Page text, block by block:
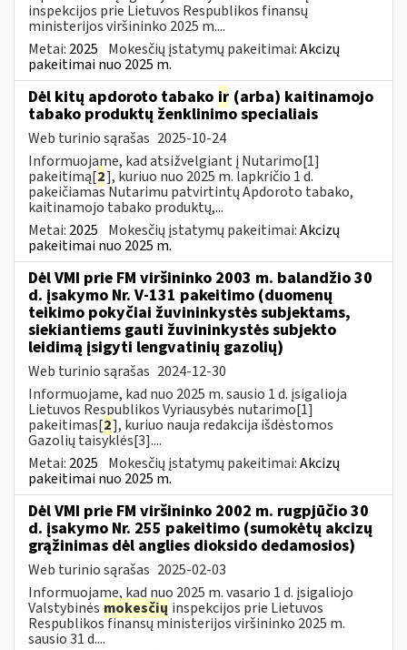
inspekcijos prie Lietuvos Respublikos finansų
ministerijos viršininko 2025 m....
Metai: 2025 Mokesčių įstatymų pakeitimai:Akcizų
pakeitimai nuo 2025 m.
Dėl kitų apdoroto tabako ir (arba) kaitinamojo
tabako produktų ženklinimo specialiais
Web turinio sąrašas 2025-10-24
Informuojame, kad atsižvelgiant į Nutarimo[1]
pakeitimą[2], kuriuo nuo 2025 m. lapkričio 1 d.
pakeičiamas Nutarimu patvirtintų Apdoroto tabako,
kaitinamojo tabako produktų,...
Metai: 2025 Mokesčių įstatymų pakeitimai:Akcizų
pakeitimai nuo 2025 m.
Dėl VMI prie FM viršininko 2003 m. balandžio 30
d. įsakymo Nr. V-131 pakeitimo (duomenų
teikimo pokyčiai žuvininkystės subjektams,
siekiantiems gauti žuvininkystės subjekto
leidimą įsigyti lengvatinių gazolių)
Web turinio sąrašas 2024-12-30
Informuojame, kad nuo 2025 m. sausio 1 d. įsigalioja
Lietuvos Respublikos Vyriausybės nutarimo[1]
pakeitimas[2], kuriuo nauja redakcija išdėstomos
Gazolių taisyklės[3]....
Metai: 2025 Mokesčių įstatymų pakeitimai:Akcizų
pakeitimai nuo 2025 m.
Dėl VMI prie FM viršininko 2002 m. rugpjūčio 30
d. įsakymo Nr. 255 pakeitimo (sumokėtų akcizų
grąžinimas dėl anglies dioksido dedamosios)
Web turinio sąrašas 2025-02-03
Informuojame, kad nuo 2025 m. vasario 1 d. įsigaliojo
Valstybinės mokesčių inspekcijos prie Lietuvos
Respublikos finansų ministerijos viršininko 2025 m.
sausio 31 d....